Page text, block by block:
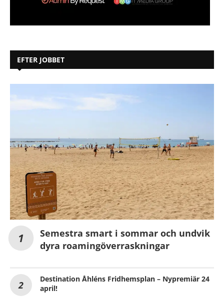
EFTER JOBBET
Semestra smart i sommar och undvik
dyra roamingöverraskningar
Destination Åhléns Fridhemsplan – Nypremiär 24
april!